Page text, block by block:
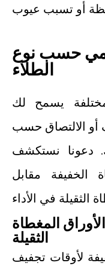
حسب نوع
الطلاء
يسمح لك
أو الالتصاق حسب
دعونا نستكشف
الخفيفة مقابل
المغطاة
الثقيلة
لأوقات تجفيف